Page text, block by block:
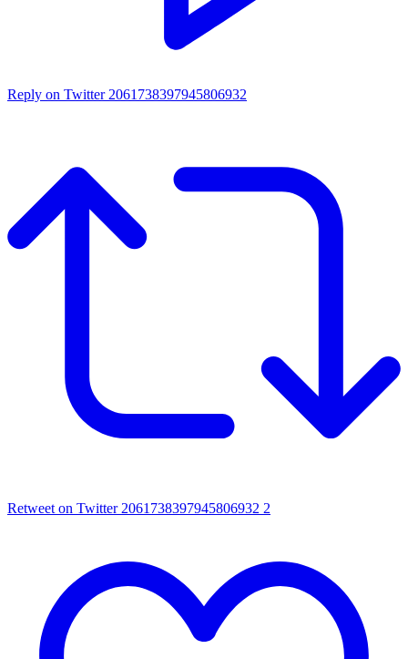
Reply on Twitter 2061738397945806932
Retweet on Twitter 2061738397945806932 2